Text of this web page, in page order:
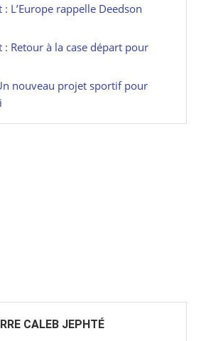
L’Europe rappelle Deedson
: Retour à la case départ pour
nouveau projet sportif pour
CALEB JEPHTÉ